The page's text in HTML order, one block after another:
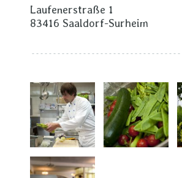
Laufenerstraße 1
83416 Saaldorf-Surheim